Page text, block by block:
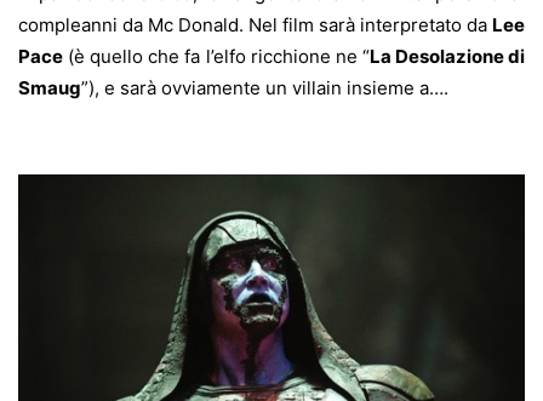
compleanni da Mc Donald. Nel film sarà interpretato da Lee
Pace (è quello che fa l’elfo ricchione ne “La Desolazione di
Smaug”), e sarà ovviamente un villain insieme a….